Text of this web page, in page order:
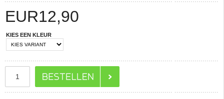
EUR12,90
KIES EEN KLEUR